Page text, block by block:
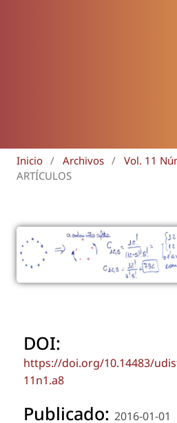
Inicio / Archivos / Vol. 11
ARTÍCULOS
DOI:
https://doi.org/10.14483/
11n1.a8
Publicado: 2016-01-01